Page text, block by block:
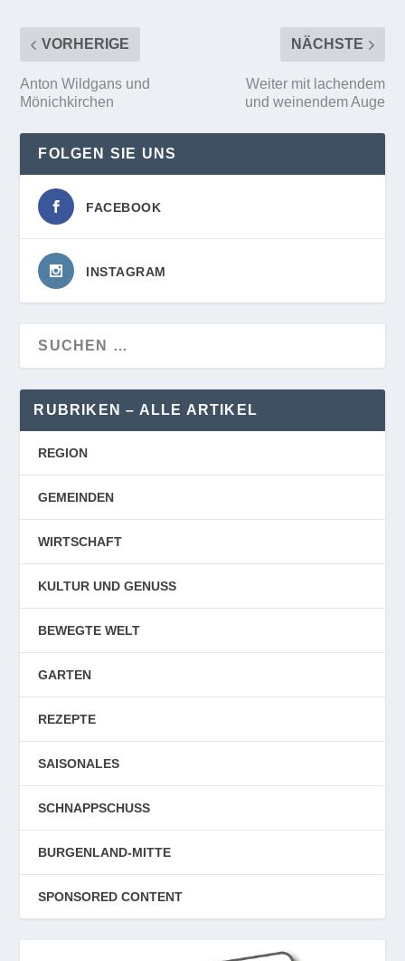
VORHERIGE
Anton Wildgans und
Mönichkirchen
NÄCHSTE
Weiter mit lachendem
und weinendem Auge
FOLGEN SIE UNS
FACEBOOK
INSTAGRAM
RUBRIKEN – ALLE ARTIKEL
REGION
GEMEINDEN
WIRTSCHAFT
KULTUR UND GENUSS
BEWEGTE WELT
GARTEN
REZEPTE
SAISONALES
SCHNAPPSCHUSS
BURGENLAND-MITTE
SPONSORED CONTENT